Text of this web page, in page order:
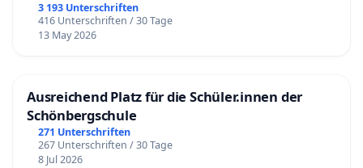
3 193 Unterschriften
416 Unterschriften / 30 Tage
13 May 2026
Ausreichend Platz für die Schüler.innen der
Schönbergschule
271 Unterschriften
267 Unterschriften / 30 Tage
8 Jul 2026